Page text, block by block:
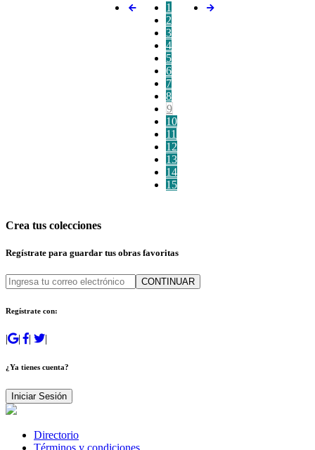
1
2
3
4
5
6
7
8
9
10
11
12
13
14
15
Crea tus colecciones
Regístrate para guardar tus obras favoritas
CONTINUAR
Regístrate con:
| | | |
¿Ya tienes cuenta?
Iniciar Sesión
Directorio
Términos y condiciones